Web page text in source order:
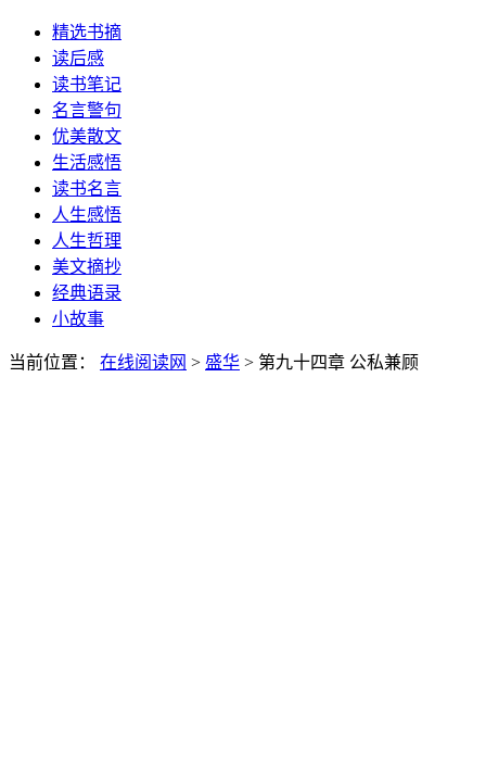
精选书摘
读后感
读书笔记
名言警句
优美散文
生活感悟
读书名言
人生感悟
人生哲理
美文摘抄
经典语录
小故事
当前位置： 在线阅读网 > 盛华 > 第九十四章 公私兼顾